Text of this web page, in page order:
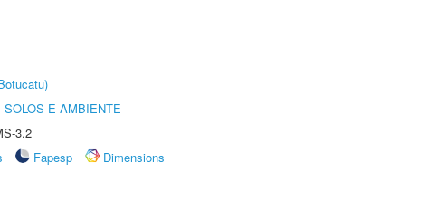
SOLOS E AMBIENTE
3.2
Fapesp
Dimensions